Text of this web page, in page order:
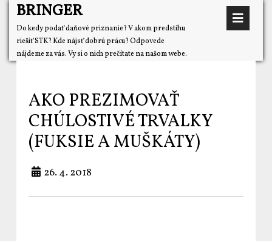
BRINGER
Do kedy podať daňové priznanie? V akom predstihu
riešiť STK? Kde nájsť dobrú prácu? Odpovede
nájdeme za vás. Vy si o nich prečítate na našom webe.
AKO PREZIMOVAŤ
CHÚLOSTIVÉ TRVALKY
(FUKSIE A MUŠKÁTY)
26. 4. 2018